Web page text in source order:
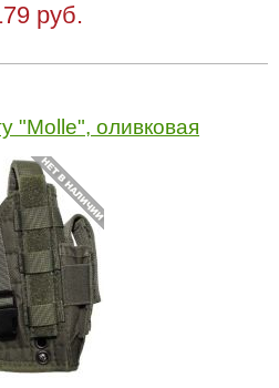
руб.
"Molle", оливковая